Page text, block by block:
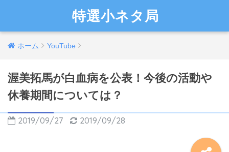
特選小ネタ局
ホーム YouTube
渥美拓馬が白血病を公表！今後の活動や
休養期間については？
2019/09/27 2019/09/28